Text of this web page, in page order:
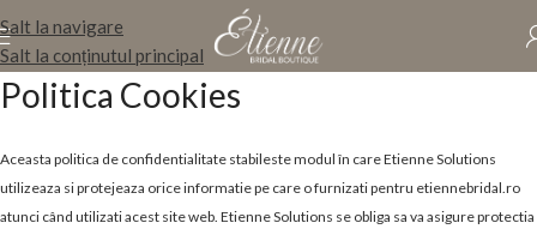
Salt la navigare
Salt la conținutul principal
Politica Cookies
Aceasta politica de confidentialitate stabileste modul în care Etienne Solutions
utilizeaza si protejeaza orice informatie pe care o furnizati pentru etiennebridal.ro
atunci când utilizati acest site web. Etienne Solutions se obliga sa va asigure protectia